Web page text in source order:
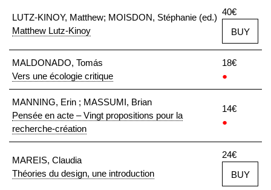
LUTZ-KINOY, Matthew; MOISDON, Stéphanie (ed.)
Matthew Lutz-Kinoy
40€
BUY
MALDONADO, Tomás
Vers une écologie critique
18€
●
MANNING, Erin ; MASSUMI, Brian
Pensée en acte – Vingt propositions pour la
recherche-création
14€
●
MAREIS, Claudia
Théories du design, une introduction
24€
BUY